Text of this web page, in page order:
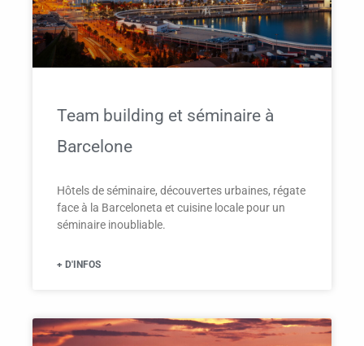
Team building et séminaire à
Barcelone
Hôtels de séminaire, découvertes urbaines, régate
face à la Barceloneta et cuisine locale pour un
séminaire inoubliable.
+ D'INFOS